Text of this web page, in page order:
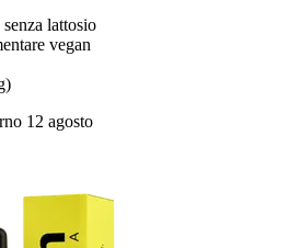
lattosio
vegan
12 agosto